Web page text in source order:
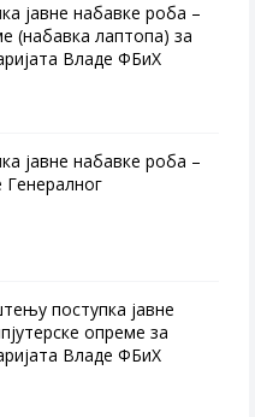
јавне набавке роба –
(набавка лаптопа) за
Владе ФБиХ
јавне набавке роба –
Генералног
поступка јавне
опреме за
Владе ФБиХ